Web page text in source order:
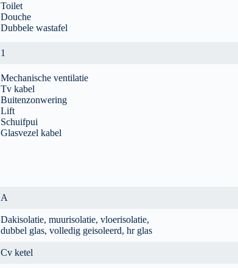
Toilet
Douche
Dubbele wastafel
1
Mechanische ventilatie
Tv kabel
Buitenzonwering
Lift
Schuifpui
Glasvezel kabel
A
Dakisolatie, muurisolatie, vloerisolatie,
dubbel glas, volledig geisoleerd, hr glas
Cv ketel